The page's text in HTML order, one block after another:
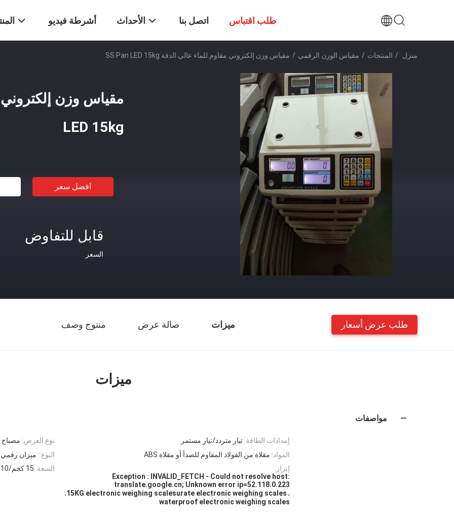
أشرطة فيديو الأحداث اتصل بنا طلب اقتباس
منزل / المنتجات / مقياس الوزن الرقمي / مقياس وزن إلكتروني مقاوم للماء عالي الدقة SS Pan LED 15kg
LED 15kg
افضل سعر
قابل للتفاوض
السعر
ميزات صالة عرض منتوج وصف طلب عرض أسعار
ميزات
مواصفات
نوع العرض: مصباح LED إمدادات الطاقة: تيار متردد/تيار مستمر
النوع:: ميزان رقمي المواد: مقلاة من الفولاذ المقاوم للصدأ أو مقلاة ABS
السعة: 15 كجم/10 جرام
إبراز:
Exception : INVALID_FETCH - Could not resolve host:
translate.google.cn; Unknown error ip=52.118.0.223
,
15KG electronic weighing scalesurate electronic weighing scales
,
waterproof electronic weighing scales